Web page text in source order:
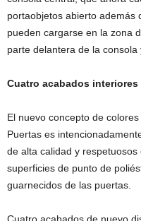
portaobjetos abierto además
pueden cargarse en la zona
parte delantera de la
Cuatro acabados
El nuevo concepto de
Puertas es
de alta calidad y
superficies de punto de
guarnecidos de las puertas.